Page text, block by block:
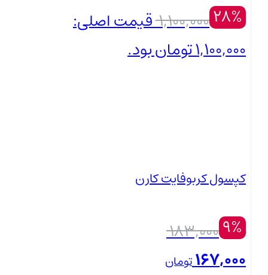
28%
1,100,000 قیمت اصلی:
1,100,000 تومان بود.
کپسول کربوفایت کارن
9%
183,000
167,000تومان